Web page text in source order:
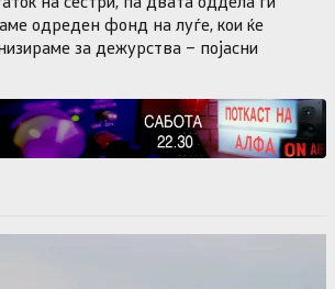
одреден фонд на луѓе, кои ќе
за дежурства – појасни